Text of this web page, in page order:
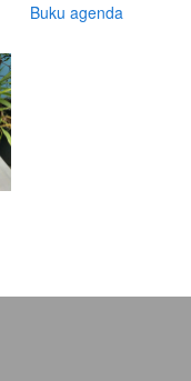
Buku agenda